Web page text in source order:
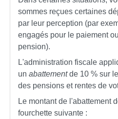
sommes reçues certaines
par leur perception (par
engagés pour le paiement
pension).
L'administration fiscale
un abattement de 10 % sur
des pensions et rentes de
Le montant de l'abattement
fourchette suivante :